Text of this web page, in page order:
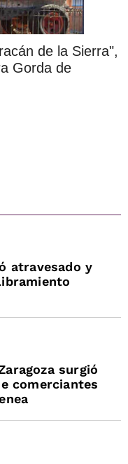
de la Sierra",
Gorda de
atravesado y
surgió
comerciantes